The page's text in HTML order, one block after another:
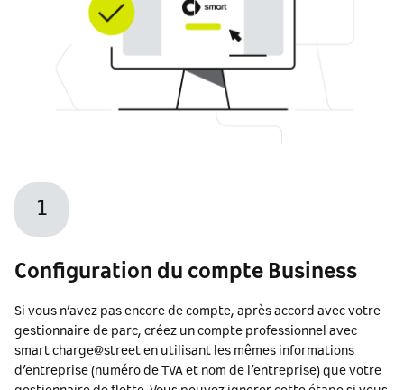
1
Configuration du compte Business
Si vous n’avez pas encore de compte, après accord avec votre
gestionnaire de parc, créez un compte professionnel avec
smart charge@street en utilisant les mêmes informations
d’entreprise (numéro de TVA et nom de l’entreprise) que votre